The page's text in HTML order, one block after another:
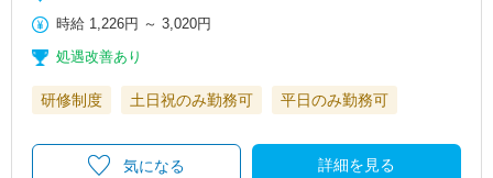
時給 1,226円 ～3,020円
処遇改善あり
研修制度 土日祝のみ勤務可 平日のみ勤務可
詳細を見る
気になる